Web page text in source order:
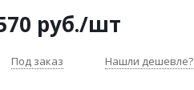
руб./шт
Под заказ Нашли дешевле?